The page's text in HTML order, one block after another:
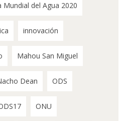
Mundial del Agua 2020
innovación
Mahou San Miguel
Dean ODS
ONU